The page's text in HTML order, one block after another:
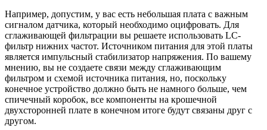
Например, допустим, у вас есть небольшая плата с важным
сигналом датчика, который необходимо оцифровать. Для
сглаживающей фильтрации вы решаете использовать LC-
фильтр нижних частот. Источником питания для этой платы
является импульсный стабилизатор напряжения. По вашему
мнению, вы не создаете связи между сглаживающим
фильтром и схемой источника питания, но, поскольку
конечное устройство должно быть не намного больше, чем
спичечный коробок, все компоненты на крошечной
двухсторонней плате в конечном итоге будут связаны друг с
другом.